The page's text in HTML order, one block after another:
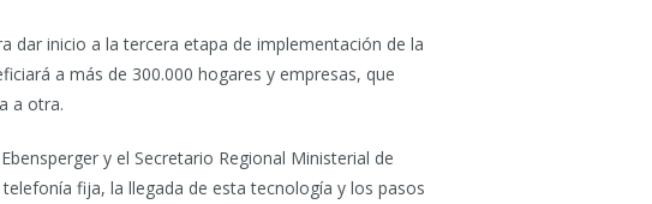
dar inicio a la tercera etapa de implementación de la
a más de 300.000 hogares y empresas, que
a otra.
y el Secretario Regional Ministerial de
fija, la llegada de esta tecnología y los pasos